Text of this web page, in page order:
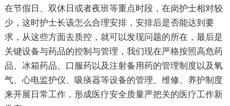
在节假日、双休日或者夜班等重点时段，在岗护士相对较
少，这时护士长该怎么合理安排，安排后是否能达到要
求，从这些方面去质控，就可以发现问题的所在，最后是
关键设备与药品的控制与管理，我们现在严格按照高危药
品、冰箱药品、口服药以及注射备用药的管理制度以及氧
气、心电监护仪、吸痰器等设备的管理、维修、养护制度
来开展日常工作，形成医疗安全质量严把关的医疗工作新